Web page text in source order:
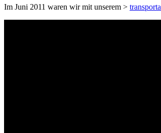
Im Juni 2011 waren wir mit unserem >